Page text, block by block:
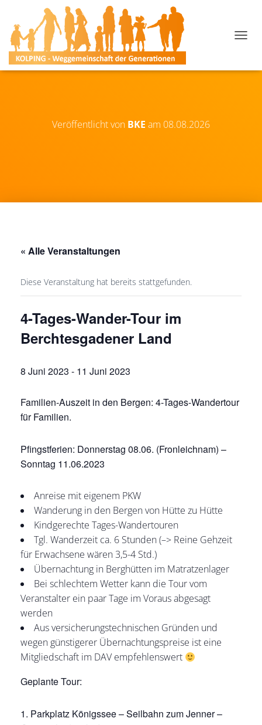
H
Veröffentlicht von BKE am 08.08.2026
« Alle Veranstaltungen
Diese Veranstaltung hat bereits stattgefunden.
4-Tages-Wander-Tour im
Berchtesgadener Land
8 Juni 2023 - 11 Juni 2023
Familien-Auszeit in den Bergen: 4-Tages-Wandertour
für Familien.
Pfingstferien: Donnerstag 08.06. (Fronleichnam) –
Sonntag 11.06.2023
Anreise mit eigenem PKW
Wanderung in den Bergen von Hütte zu Hütte
Kindgerechte Tages-Wandertouren
Tgl. Wanderzeit ca. 6 Stunden (–> Reine Gehzeit
für Erwachsene wären 3,5-4 Std.)
Übernachtung in Berghütten im Matratzenlager
Bei schlechtem Wetter kann die Tour vom
Veranstalter ein paar Tage im Voraus abgesagt
werden
Aus versicherungstechnischen Gründen und
wegen günstigerer Übernachtungspreise ist eine
Mitgliedschaft im DAV empfehlenswert
Geplante Tour:
Parkplatz Königssee – Seilbahn zum Jenner –